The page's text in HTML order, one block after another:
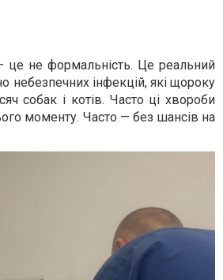
це не формальність. Це реальний
небезпечних інфекцій, які щороку
собак і котів. Часто ці хвороби
моменту. Часто — без шансів на